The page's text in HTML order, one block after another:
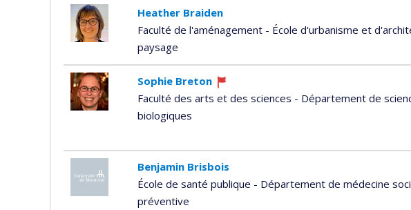
Heather Braiden
Faculté de l'aménagement - École d'urbanisme et
paysage
Sophie Breton
Ce
Faculté des arts et des sciences - Département de
biologiques
Benjamin Brisbois
École de santé publique - Département de médecine
préventive